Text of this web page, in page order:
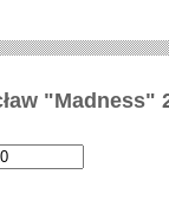
"Madness"